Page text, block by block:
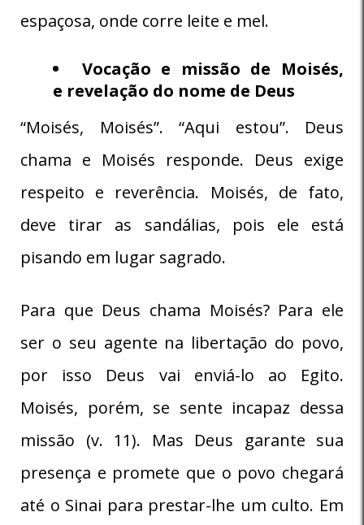
espaçosa, onde corre leite e mel.
Vocação e missão de Moisés,
e revelação do nome de Deus
“Moisés, Moisés”. “Aqui estou”. Deus
chama e Moisés responde. Deus exige
respeito e reverência. Moisés, de fato,
deve tirar as sandálias, pois ele está
pisando em lugar sagrado.
Para que Deus chama Moisés? Para ele
ser o seu agente na libertação do povo,
por isso Deus vai enviá-lo ao Egito.
Moisés, porém, se sente incapaz dessa
missão (v. 11). Mas Deus garante sua
presença e promete que o povo chegará
até o Sinai para prestar-lhe um culto. Em